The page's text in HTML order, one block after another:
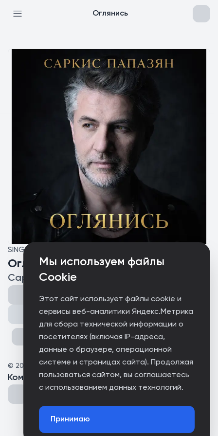
Мы используем файлы
Cookie
Этот сайт использует файлы cookie и
сервисы веб-аналитики Яндекс.Метрика
для сбора технической информации о
посетителях (включая IP-адреса,
данные о браузере, операционной
системе и страницах сайта). Продолжая
пользоваться сайтом, вы соглашаетесь
с использованием данных технологий.
Принимаю
Оглянись
SINGLE
Оглянись
Саркис Папазян
Поделиться
© 2026 Sarkis Papazyan
Комментарии(0 )